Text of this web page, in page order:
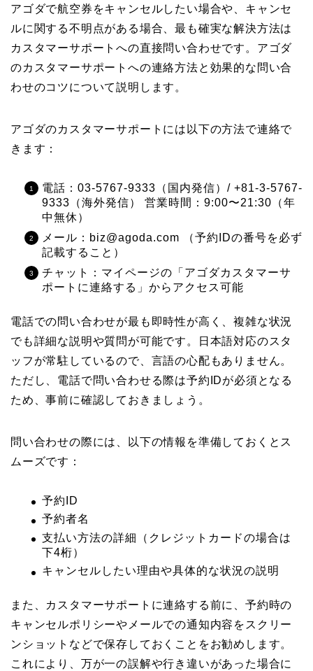
アゴダで航空券をキャンセルしたい場合や、キャンセ
ルに関する不明点がある場合、最も確実な解決方法は
カスタマーサポートへの直接問い合わせです。アゴダ
のカスタマーサポートへの連絡方法と効果的な問い合
わせのコツについて説明します。
アゴダのカスタマーサポートには以下の方法で連絡で
きます：
電話：03-5767-9333（国内発信）/ +81-3-5767-
9333（海外発信） 営業時間：9:00〜21:30（年
中無休）
メール：biz@agoda.com （予約IDの番号を必ず
記載すること）
チャット：マイページの「アゴダカスタマーサ
ポートに連絡する」からアクセス可能
電話での問い合わせが最も即時性が高く、複雑な状況
でも詳細な説明や質問が可能です。日本語対応のスタ
ッフが常駐しているので、言語の心配もありません。
ただし、電話で問い合わせる際は予約IDが必須となる
ため、事前に確認しておきましょう。
問い合わせの際には、以下の情報を準備しておくとス
ムーズです：
予約ID
予約者名
支払い方法の詳細（クレジットカードの場合は
下4桁）
キャンセルしたい理由や具体的な状況の説明
また、カスタマーサポートに連絡する前に、予約時の
キャンセルポリシーやメールでの通知内容をスクリー
ンショットなどで保存しておくことをお勧めします。
これにより、万が一の誤解や行き違いがあった場合に